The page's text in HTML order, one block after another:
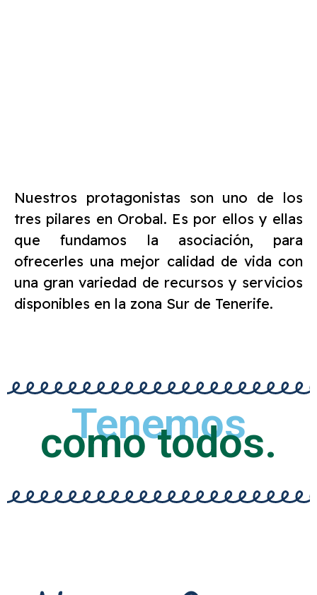
Nuestros protagonistas son uno de los
tres pilares en Orobal. Es por ellos y ellas
que fundamos la asociación, para
ofrecerles una mejor calidad de vida con
una gran variedad de recursos y servicios
disponibles en la zona Sur de Tenerife.
Tenemos
como todos.